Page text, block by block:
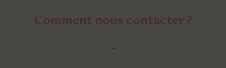
Comment nous contacter ?
-